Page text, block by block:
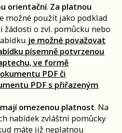
orientační. Za platnou
možné použít jako podklad
žádosti o zvl. pomůcku nebo
je možné považovat
písemně potvrzenou
ve formě
PDF či
PDF s přiřazeným
omezenou platnost. Na
nabídek zvláštní pomůcky
máte již neplatnou